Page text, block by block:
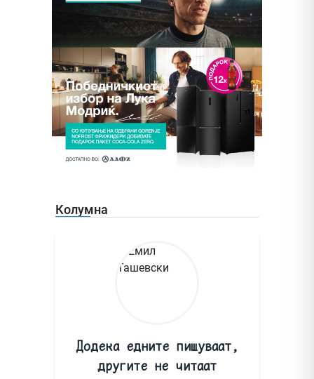
Колумна
Додека едните пишуваат,
другите не читаат